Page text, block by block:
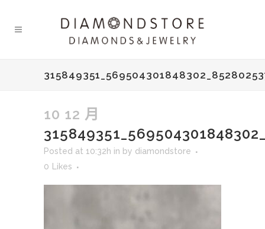
10 12 月
Posted at 10:32h in by diamondstore
0
Likes